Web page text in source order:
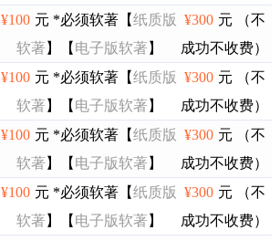
¥100 元 *必须软著【纸质版
软著 】【 电子版软著 】
¥300 元 （不
成功不收费）
¥100 元 *必须软著【纸质版
软著 】【 电子版软著 】
¥300 元 （不
成功不收费）
¥100 元 *必须软著【纸质版
软著 】【 电子版软著 】
¥300 元 （不
成功不收费）
¥100 元 *必须软著【纸质版
软著 】【 电子版软著 】
¥300 元 （不
成功不收费）